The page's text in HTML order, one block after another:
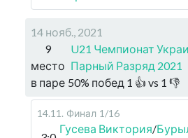
14 нояб., 2021
9
место
U21 Чемпионат
Парный Разряд 2021
в паре 50% побед 1 👍 vs 1 👎
14.11 . Финал 1/16
Гусева Виктория/